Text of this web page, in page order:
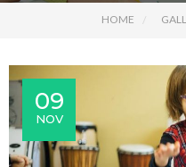
HOME
09
NOV